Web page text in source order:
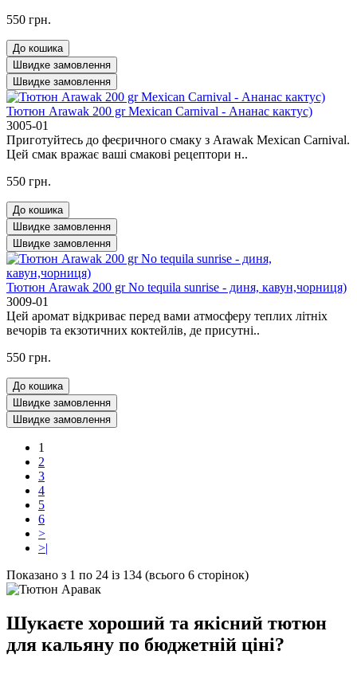
550 грн.
До кошика
Швидке замовлення
Швидке замовлення
Тютюн Arawak 200 gr Mexican Carnival - Ананас кактус)
3005-01
Приготуйтесь до феєричного смаку з Arawak Mexican Carnival.
Цей смак вражає ваші смакові рецептори н..
550 грн.
До кошика
Швидке замовлення
Швидке замовлення
Тютюн Arawak 200 gr No tequila sunrise - диня, кавун,чорниця)
3009-01
Цей аромат відкриває перед вами атмосферу теплих літніх
вечорів та екзотичних коктейлів, де присутні..
550 грн.
До кошика
Швидке замовлення
Швидке замовлення
1
2
3
4
5
6
>
>|
Показано з 1 по 24 із 134 (всього 6 сторінок)
Шукаєте хороший та якісний тютюн
для кальяну по бюджетній ціні?